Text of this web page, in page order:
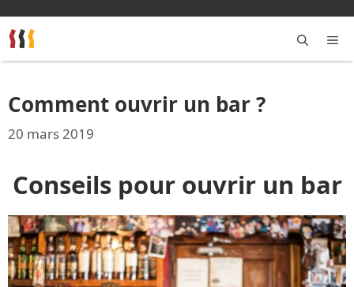
au
contenu
Comment ouvrir un bar ?
20 mars 2019
Conseils pour ouvrir un bar